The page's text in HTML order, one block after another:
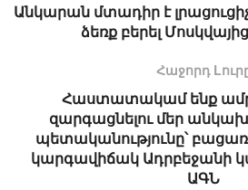
Անկարան մտադիր է
ձեռք բերել
Հաջորդ
Հաստատակամ ենք
զարգացնելու մեր
պետականությունը՝
կարգավիճակ Ադրբեջանի
ԱԳՆ